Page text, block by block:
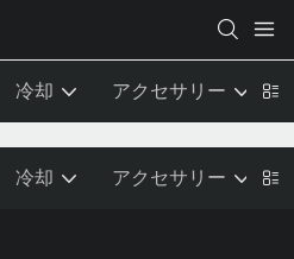
冷却 アクセサリー
冷却 アクセサリー